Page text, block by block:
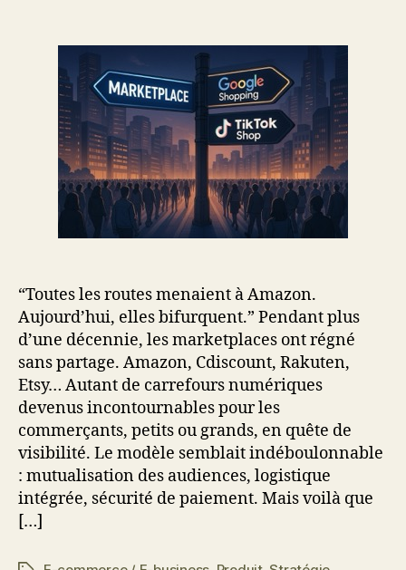
“Toutes les routes menaient à Amazon.
Aujourd’hui, elles bifurquent.” Pendant plus
d’une décennie, les marketplaces ont régné
sans partage. Amazon, Cdiscount, Rakuten,
Etsy… Autant de carrefours numériques
devenus incontournables pour les
commerçants, petits ou grands, en quête de
visibilité. Le modèle semblait indéboulonnable
: mutualisation des audiences, logistique
intégrée, sécurité de paiement. Mais voilà que
[…]